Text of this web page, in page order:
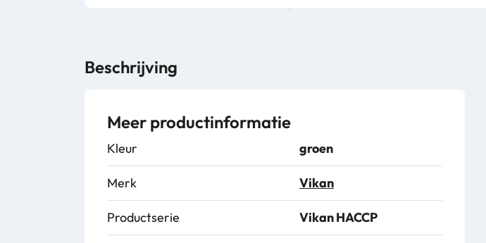
Beschrijving
Meer productinformatie
Kleur groen
Merk Vikan
Productserie Vikan HACCP